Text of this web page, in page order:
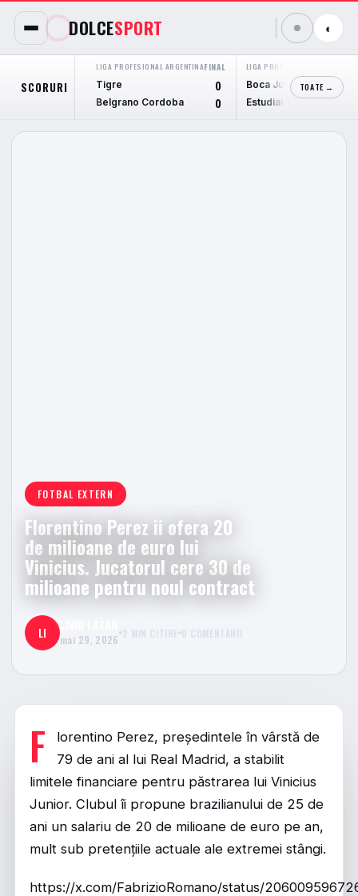
DOLCESPORT ◐
SCORURI
LIGA PROFESIONAL ARGENTINAFINAL
Tigre
0
Belgrano Cordoba 0
LIGA PROFESIONAL ARGENTINA
Boca Juniors
Estudiantes L.P.
TOATE →
FOTBAL EXTERN
Florentino Perez ii ofera 20
de milioane de euro lui
Vinicius. Jucatorul cere 30 de
milioane pentru noul contract
LI mai 29, 2026 2 MIN CITIRE 0 COMENTARII
F
lorentino Perez, președintele în vârstă de
79 de ani al lui Real Madrid, a stabilit
limitele financiare pentru păstrarea lui Vinicius
Junior. Clubul îi propune brazilianului de 25 de
ani un salariu de 20 de milioane de euro pe an,
mult sub pretențiile actuale ale extremei stângi.
https://x.com/FabrizioRomano/status/